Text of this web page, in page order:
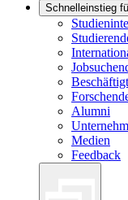
Schnelleinstieg
Alumni
Medien
Feedback